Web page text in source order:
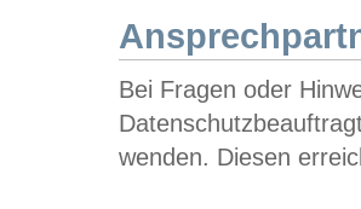
Bei Fragen oder
wenden. Diesen